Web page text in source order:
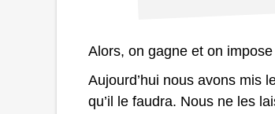
Alors, on gagne et on
Aujourd’hui nous avons mis
qu’il le faudra. Nous ne les